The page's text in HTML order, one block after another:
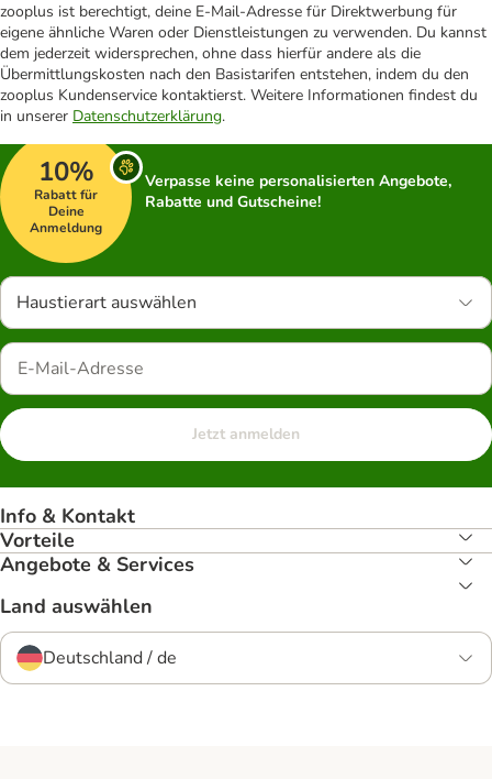
zooplus ist berechtigt, deine E-Mail-Adresse für Direktwerbung für
eigene ähnliche Waren oder Dienstleistungen zu verwenden. Du kannst
dem jederzeit widersprechen, ohne dass hierfür andere als die
Übermittlungskosten nach den Basistarifen entstehen, indem du den
zooplus Kundenservice kontaktierst. Weitere Informationen findest du
in unserer Datenschutzerklärung.
10%
Rabatt für
Deine
Anmeldung
Verpasse keine personalisierten Angebote,
Rabatte und Gutscheine!
Haustierart auswählen
Jetzt anmelden
Info & Kontakt
Vorteile
Angebote & Services
Land auswählen
Deutschland / de